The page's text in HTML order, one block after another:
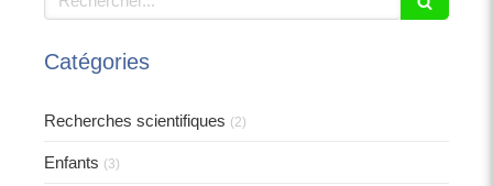
Catégories
Recherches scientifiques (2)
Enfants (3)